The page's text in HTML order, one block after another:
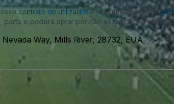
contrato de utilizador e reconhece a nossa
parte e poderá optar por não as receber a qualquer
Way, Mills River, 28732, EUA